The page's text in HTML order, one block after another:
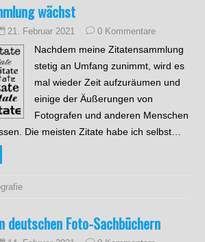
wächst
21. Februar 2021 0 Kommentare
Nachdem meine Zitatensammlung
stetig an Umfang zunimmt, wird es
mal wieder Zeit aufzuräumen und
einige der Äußerungen von
Fotografen und anderen Menschen
Die meisten Zitate habe ich selbst…
deutschen Foto-Sachbüchern